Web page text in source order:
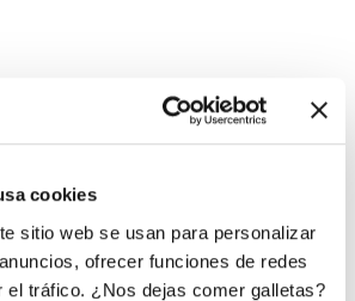
cookies
sitio web se usan para personalizar
ofrecer funciones de redes
el tráfico. ¿Nos dejas comer galletas?
hay nada por
aquí!
al juego del empresario?